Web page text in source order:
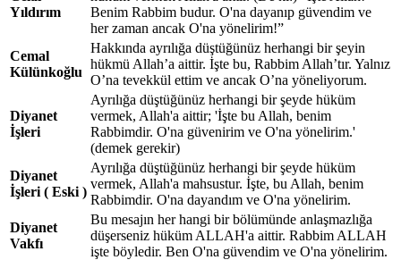
Yıldırım
Benim Rabbim budur. O'na dayanıp güvendim ve
her zaman ancak O'na yönelirim!”
Cemal
Külünkoğlu
Hakkında ayrılığa düştüğünüz herhangi bir şeyin
hükmü Allah’a aittir. İşte bu, Rabbim Allah’tır. Yalnız
O’na tevekkül ettim ve ancak O’na yöneliyorum.
Diyanet
İşleri
Ayrılığa düştüğünüz herhangi bir şeyde hüküm
vermek, Allah'a aittir; 'İşte bu Allah, benim
Rabbimdir. O'na güvenirim ve O'na yönelirim.'
(demek gerekir)
Diyanet
İşleri ( Eski )
Ayrılığa düştüğünüz herhangi bir şeyde hüküm
vermek, Allah'a mahsustur. İşte, bu Allah, benim
Rabbimdir. O'na dayandım ve O'na yönelirim.
Diyanet
Vakfı
Bu mesajın her hangi bir bölümünde anlaşmazlığa
düşerseniz hüküm ALLAH'a aittir. Rabbim ALLAH
işte böyledir. Ben O'na güvendim ve O'na yönelirim.